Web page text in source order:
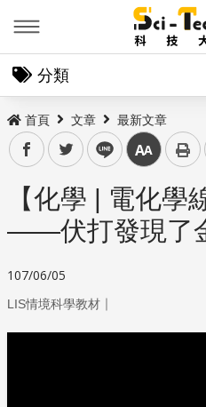
分類
首頁 文章 最新文章
facebooktwitter line 中
【化學 | 電化學
——伏打發現了
107/06/05
LIS情境科學教材 ｜